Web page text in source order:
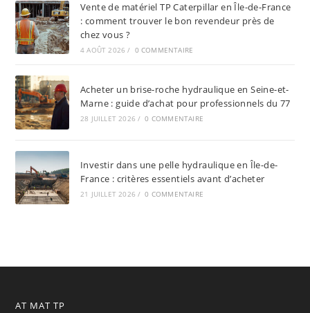
Vente de matériel TP Caterpillar en Île-de-France
: comment trouver le bon revendeur près de
chez vous ?
4 AOÛT 2026 / 0 COMMENTAIRE
Acheter un brise-roche hydraulique en Seine-et-
Marne : guide d’achat pour professionnels du 77
28 JUILLET 2026 / 0 COMMENTAIRE
Investir dans une pelle hydraulique en Île-de-
France : critères essentiels avant d’acheter
21 JUILLET 2026 / 0 COMMENTAIRE
AT MAT TP